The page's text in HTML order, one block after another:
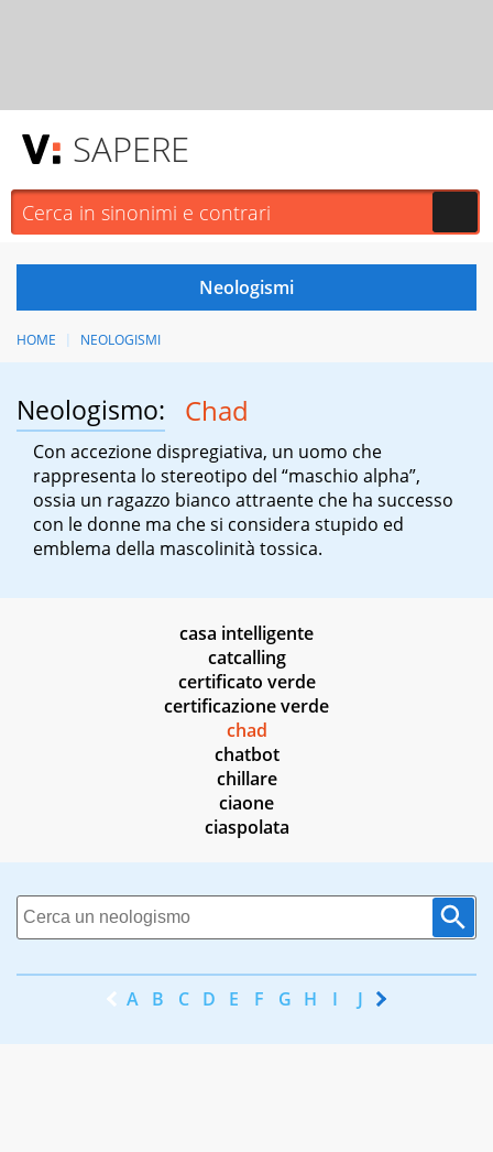
SAPERE
HOME NEOLOGISMI
Neologismo: Chad
Con accezione dispregiativa, un uomo che
rappresenta lo stereotipo del “maschio alpha”,
ossia un ragazzo bianco attraente che ha successo
con le donne ma che si considera stupido ed
emblema della mascolinità tossica.
casa intelligente
catcalling
certificato verde
certificazione verde
chad
chatbot
chillare
ciaone
ciaspolata
A B C D E F G H I J K